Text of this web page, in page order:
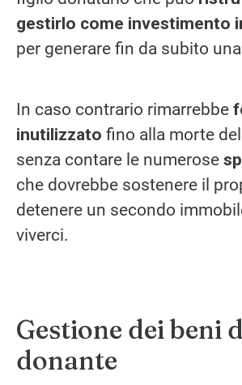
gestirlo come investimento
per generare fin da subito una
In caso contrario rimarrebbe
inutilizzato fino alla morte
senza contare le numerose
che dovrebbe sostenere il
detenere un secondo
viverci.
Gestione dei beni
donante